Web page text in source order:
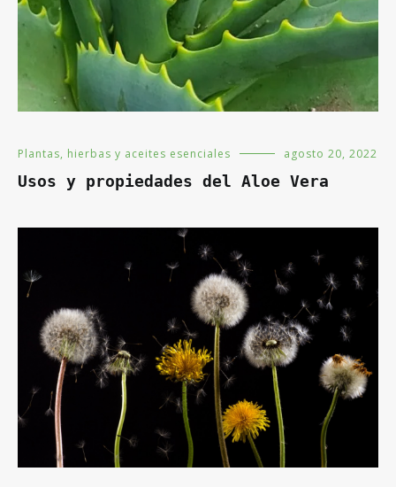
Plantas, hierbas y aceites esenciales agosto 20, 2022
Usos y propiedades del Aloe Vera